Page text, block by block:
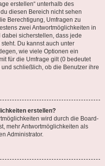
erstellen“ unterhalb des
diesen Bereich nicht sehen
Berechtigung, Umfragen zu
zwei Antwortmöglichkeiten in
sicherstellen, dass jede
Du kannst auch unter
wie viele Optionen ein
für die Umfrage gilt (0 bedeutet
schließlich, ob die Benutzer ihre
erstellen?
wird durch die Board-
mehr Antwortmöglichkeiten als
Administrator.